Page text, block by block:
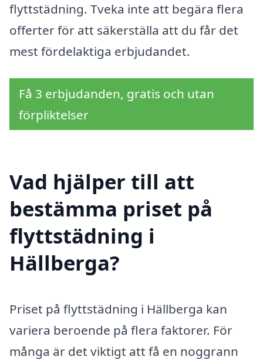
flyttstädning. Tveka inte att begära flera
offerter för att säkerställa att du får det
mest fördelaktiga erbjudandet.
Få 3 erbjudanden, gratis och utan
förpliktelser
Vad hjälper till att
bestämma priset på
flyttstädning i
Hällberga?
Priset på flyttstädning i Hällberga kan
variera beroende på flera faktorer. För
många är det viktigt att få en noggrann